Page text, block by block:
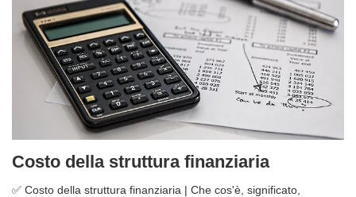
Costo della struttura finanziaria
✅ Costo della struttura finanziaria | Che cos'è, significato,